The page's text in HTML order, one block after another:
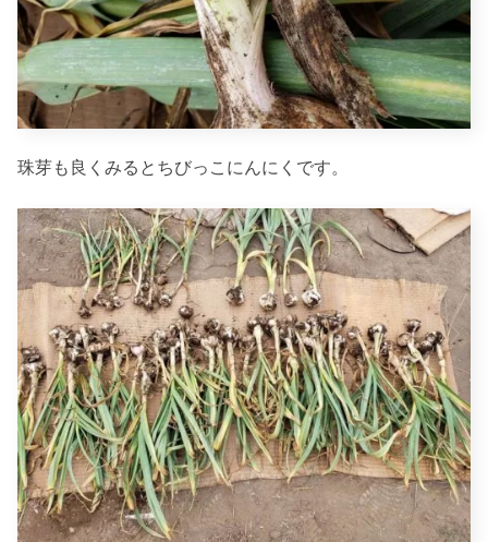
珠芽も良くみるとちびっこにんにくです。